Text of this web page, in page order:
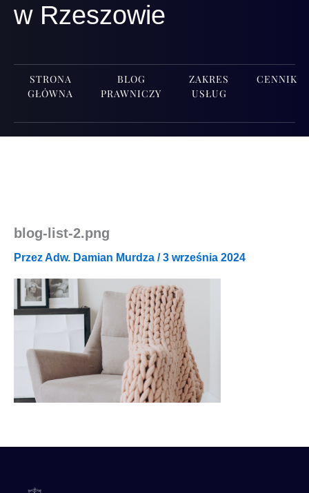
w Rzeszowie
STRONA
GŁÓWNA
BLOG
PRAWNICZY
ZAKRES
USŁUG
CENNIK
blog-list‑2.png
PrzezAdw. Damian Murdza /3 września 2024